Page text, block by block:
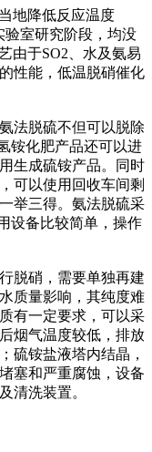
地降低反应温度
验室研究阶段，均没
由于SO2、水及氨易
性能，低温脱硝催化
法脱硫不但可以脱除
铵化肥产品还可以进
生成硫铵产品。同时
可以使用回收车间剩
举三得。氨法脱硫采
设备比较简单，操作
脱硝，需要单独再建
质量影响，其纯度难
有一定要求，可以采
烟气温度较低，排放
硫铵盐液塔内结晶，
塞和严重腐蚀，设备
清洗装置。